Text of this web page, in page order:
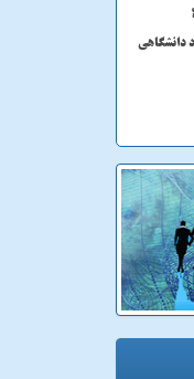
دانشگاهی